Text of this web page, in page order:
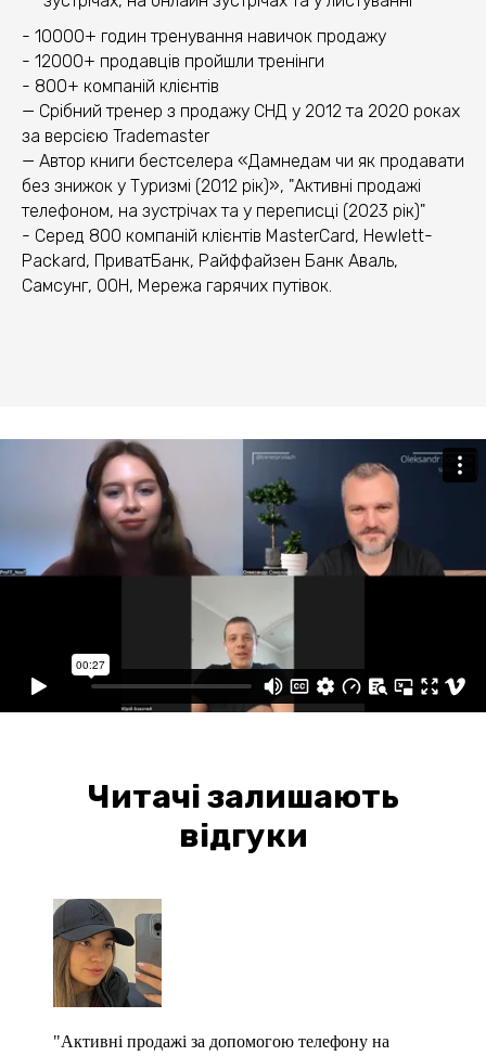
- 10000+ годин тренування навичок продажу
- 12000+ продавців пройшли тренінги
- 800+ компаній клієнтів
— Срібний тренер з продажу СНД у 2012 та 2020 роках
за версією Trademaster
— Автор книги бестселера «Дамнедам чи як продавати
без знижок у Туризмі (2012 рік)», "Активні продажі
телефоном, на зустрічах та у переписці (2023 рік)"
- Серед 800 компаній клієнтів MasterCard, Hewlett-
Packard, ПриватБанк, Райффайзен Банк Аваль,
Самсунг, ООН, Мережа гарячих путівок.
Читачі залишають
відгуки
"Активні продажі за допомогою телефону на